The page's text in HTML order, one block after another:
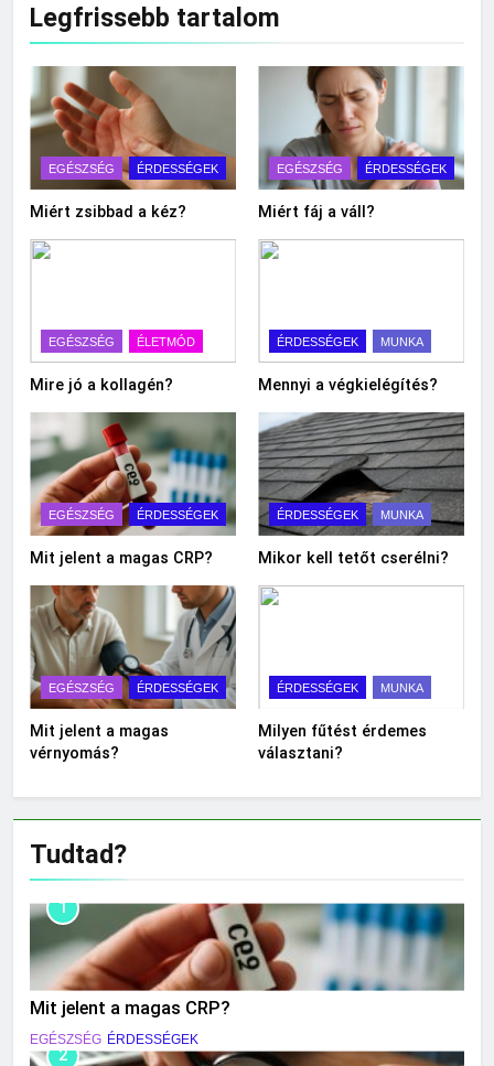
Legfrissebb tartalom
EGÉSZSÉG ÉRDESSÉGEK
Miért zsibbad a kéz?
EGÉSZSÉG ÉRDESSÉGEK
Miért fáj a váll?
EGÉSZSÉG ÉLETMÓD
Mire jó a kollagén?
ÉRDESSÉGEK MUNKA
Mennyi a végkielégítés?
EGÉSZSÉG ÉRDESSÉGEK
Mit jelent a magas CRP?
ÉRDESSÉGEK MUNKA
Mikor kell tetőt cserélni?
EGÉSZSÉG ÉRDESSÉGEK
Mit jelent a magas
vérnyomás?
ÉRDESSÉGEK MUNKA
Milyen fűtést érdemes
választani?
Tudtad?
1
Mit jelent a magas CRP?
EGÉSZSÉG ÉRDESSÉGEK
2